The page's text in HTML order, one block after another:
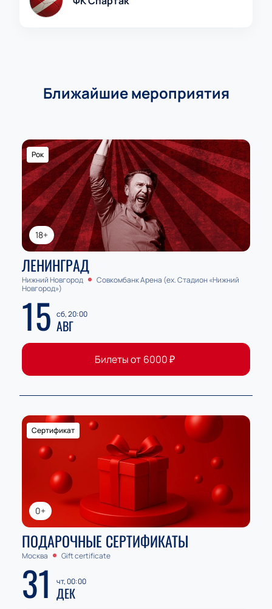
Ближайшие мероприятия
18+
Рок
ЛЕНИНГРАД
Нижний Новгород
Совкомбанк Арена (ex. Стадион «Нижний
Новгород»)
15 сб, 20:00
АВГ
Билеты от 6000₽
0+
Сертификат
ПОДАРОЧНЫЕ СЕРТИФИКАТЫ
Москва Gift certificate
31 чт, 00:00
ДЕК